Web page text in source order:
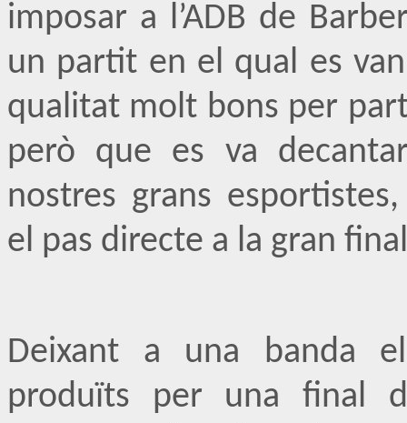
imposar a l’ADB de
un partit en el qual es
qualitat molt bons per
però que es va
nostres grans
el pas directe a la gran
Deixant a una banda
produïts per una final